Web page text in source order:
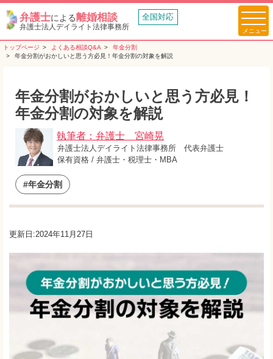
弁護士による離婚相談
弁護士法人デイライト法律事務所
全国対応
トップページ よくある相談Q&A
年金分割
年金分割がおかしいと思う方必見！年金分割の対象を解説
年金分割がおかしいと思う方必見！
年金分割の対象を解説
執筆者：弁護士 宮崎晃
弁護士法人デイライト法律事務所 代表弁護士
保有資格 / 弁護士・税理士・MBA
#年金分割
更新日:2024年11月27日